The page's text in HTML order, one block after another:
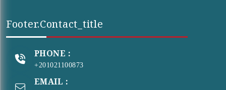
Footer.contact_title
PHONE :
+201021100873
EMAIL :